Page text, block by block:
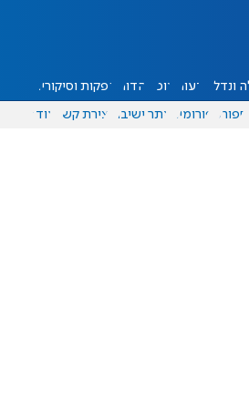
ונדל"ן דעות אוכל יהדות הפקות וסיקורים
ספורט פורומים אתר ישיבה יצירת קשר עוד